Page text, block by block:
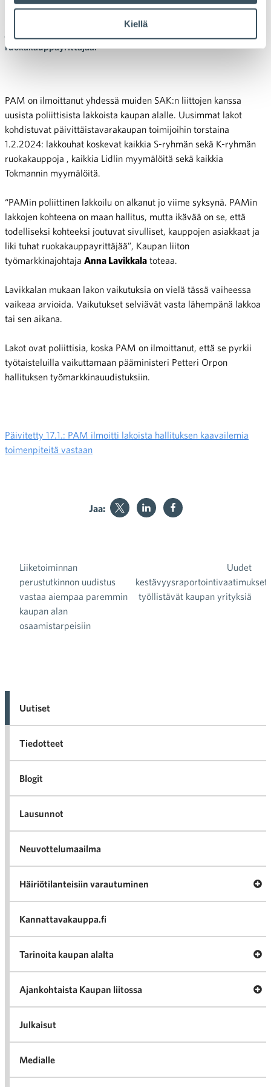
Kiellä
PAMin ilmoittamia lakkoja kaupan alalle. Vaikka PAMin
ruokakauppayrittäjää.
PAM on ilmoittanut yhdessä muiden SAK:n liittojen kanssa
uusista poliittisista lakkoista kaupan alalle. Uusimmat lakot
kohdistuvat päivittäistavarakaupan toimijoihin torstaina
1.2.2024: lakkouhat koskevat kaikkia S-ryhmän sekä K-ryhmän
ruokakauppoja , kaikkia Lidlin myymälöitä sekä kaikkia
Tokmannin myymälöitä.
“PAMin poliittinen lakkoilu on alkanut jo viime syksynä. PAMin
lakkojen kohteena on maan hallitus, mutta ikävää on se, että
todelliseksi kohteeksi joutuvat sivulliset, kauppojen asiakkaat ja
liki tuhat ruokakauppayrittäjää”, Kaupan liiton
työmarkkinajohtaja Anna Lavikkala toteaa.
Lavikkalan mukaan lakon vaikutuksia on vielä tässä vaiheessa
vaikeaa arvioida. Vaikutukset selviävät vasta lähempänä lakkoa
tai sen aikana.
Lakot ovat poliittisia, koska PAM on ilmoittanut, että se pyrkii
työtaisteluilla vaikuttamaan pääministeri Petteri Orpon
hallituksen työmarkkinauudistuksiin.
Päivitetty 17.1.: PAM ilmoitti lakoista hallituksen kaavailemia
toimenpiteitä vastaan
Jaa:
Artikkelien selaus
Liiketoiminnan
perustutkinnon uudistus
vastaa aiempaa paremmin
kaupan alan
osaamistarpeisiin
Uudet
kestävyysraportointivaatimukset
työllistävät kaupan yrityksiä
Uutiset
Tiedotteet
Blogit
Lausunnot
Neuvottelumaailma
Häiriötilanteisiin varautuminen
Kannattavakauppa.fi
Tarinoita kaupan alalta
Ajankohtaista Kaupan liitossa
Julkaisut
Medialle